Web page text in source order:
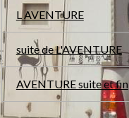
L AVENTURE
suite de L'AVENTURE
AVENTURE suite et fin